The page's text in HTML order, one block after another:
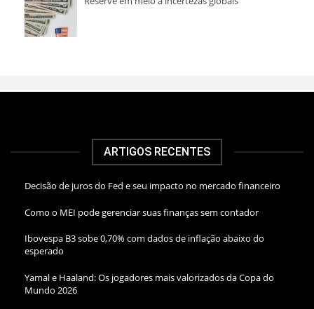
ARTIGOS RECENTES
Decisão de juros do Fed e seu impacto no mercado financeiro
Como o MEI pode gerenciar suas finanças sem contador
Ibovespa B3 sobe 0,70% com dados de inflação abaixo do
esperado
Yamal e Haaland: Os jogadores mais valorizados da Copa do
Mundo 2026